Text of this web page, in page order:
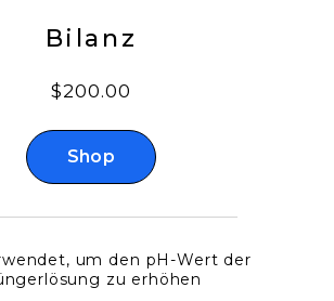
Bilanz
$200.00
Shop
um den pH-Wert der
zu erhöhen